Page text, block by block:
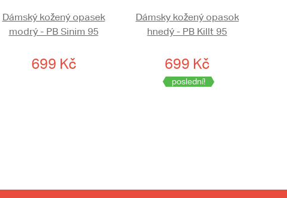
Dámský kožený opasek
modrý - PB Sinim 95
699 Kč
Dámsky kožený opasok
hnedý - PB Killt 95
699 Kč
poslední!